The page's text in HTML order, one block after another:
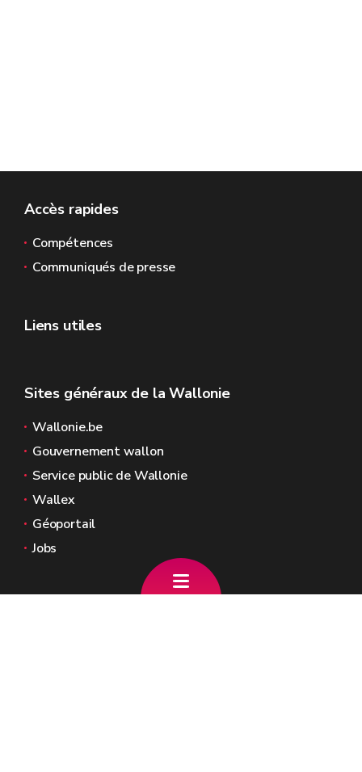
Accès rapides
Compétences
Communiqués de presse
Liens utiles
Sites généraux de la Wallonie
Wallonie.be
Gouvernement wallon
Service public de Wallonie
Wallex
Géoportail
Jobs